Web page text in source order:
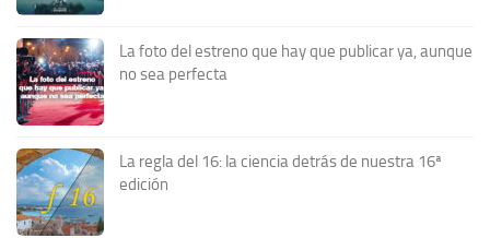
La foto del estreno que hay que publicar ya, aunque
no sea perfecta
La regla del 16: la ciencia detrás de nuestra 16ª
edición